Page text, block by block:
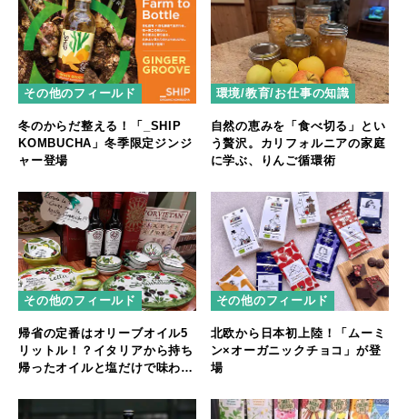
その他のフィールド
冬のからだ整える！「_SHIP
KOMBUCHA」冬季限定ジンジ
ャー登場
環境/教育/お仕事の知識
自然の恵みを「食べ切る」とい
う贅沢。カリフォルニアの家庭
に学ぶ、りんご循環術
その他のフィールド
帰省の定番はオリーブオイル5
リットル！？イタリアから持ち
帰ったオイルと塩だけで味わう
その他のフィールド
北欧から日本初上陸！「ムーミ
ン×オーガニックチョコ」が登
場